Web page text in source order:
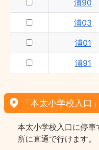
浦90
浦03
浦01
浦91
「本太小学校入口
本太小学校入口に停
所に直通で行けます。